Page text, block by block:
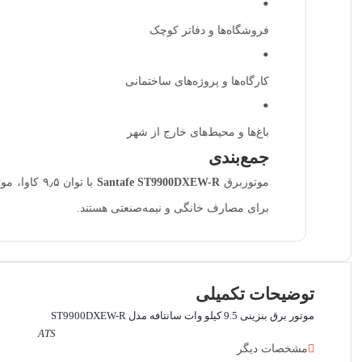
فروشگاه‌ها و دفاتر کوچک
کارگاه‌ها و پروژه‌های ساختمانی
باغ‌ها و محیط‌های خارج از شهر
جمع‌بندی
موتوربرق Santafe ST9900DXEW-R با توان ۹٫۵ کاوا، موتور چهارزمانه، طراحی مقاوم و سوخت بنزینی، انتخابی ایده‌آل برای کاربرانی است که به دنبال یک موتور برق
برای مصارف خانگی و نیمه‌صنعتی هستند.
توضیحات تکمیلی
موتور برق بنزینی 9.5 کیلو وات سانتافه مدل ST9900DXEW-R
مشخصات دیگر
ATS